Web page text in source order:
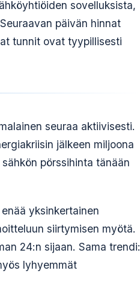
sovelluksista,
päivän hinnat
tunnit ovat tyypillisesti
seuraa aktiivisesti.
jälkeen miljoona
pörssihinta tänään
yksinkertainen
siirtymisen myötä.
24:n sijaan. Sama trendi:
lyhyemmät